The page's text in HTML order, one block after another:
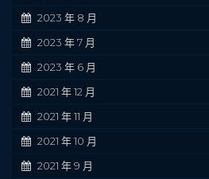
2023 年 8 月
2023 年 7 月
2023 年 6 月
2021 年 12 月
2021 年 11 月
2021 年 10 月
2021 年 9 月